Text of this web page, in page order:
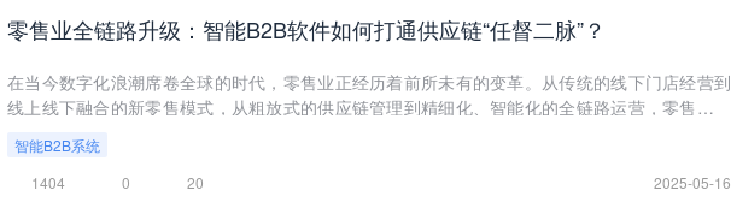
零售业全链路升级：智能B2B软件如何打通供应链“任督二脉”？
在当今数字化浪潮席卷全球的时代，零售业正经历着前所未有的变革。从传统的线下门店经营到
线上线下融合的新零售模式，从粗放式的供应链管理到精细化、智能化的全链路运营，零售企业
B2B软件则凭借其强大的功能和先进的技术，成为打通供应链“任督二脉”的利器。本文将深入探讨
智能B2B软件在零售业供应链升级中的作用，并结合数商云在智能B2B软件领域的实践，为零售企
智能B2B系统
1404
0 20 2025-05-16